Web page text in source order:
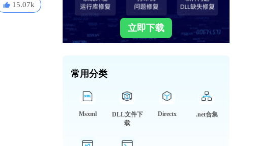
15.07k
立即下载
常用分类
Msxml
DLL文件下
载
Directx .net合集